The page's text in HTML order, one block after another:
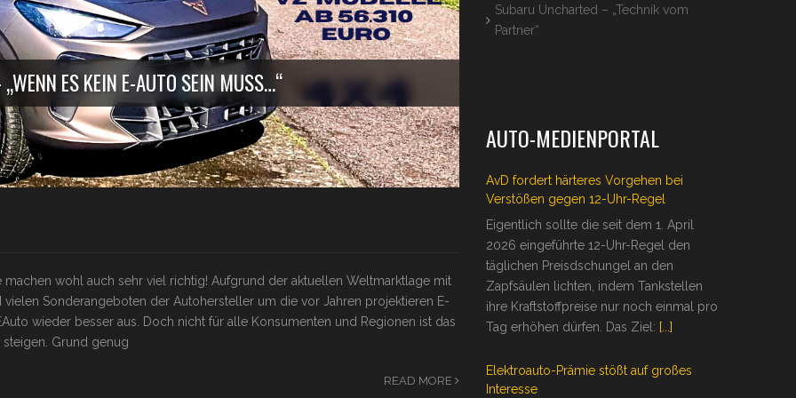
ES KEIN E-AUTO SEIN MUSS…“
wohl auch sehr viel richtig! Aufgrund der aktuellen Weltmarktlage mit
Sonderangeboten der Autohersteller um die vor Jahren projektieren E-
wieder besser aus. Doch nicht für alle Konsumenten und Regionen ist das
Grund genug
READ MORE
Subaru Uncharted – „Technik vom
Partner“
AUTO-MEDIENPORTAL
AvD fordert härteres Vorgehen bei
Verstößen gegen 12-Uhr-Regel
Eigentlich sollte die seit dem 1. April
2026 eingeführte 12-Uhr-Regel den
täglichen Preisdschungel an den
Zapfsäulen lichten, indem Tankstellen
ihre Kraftstoffpreise nur noch einmal pro
Tag erhöhen dürfen. Das Ziel: [...]
Elektroauto-Prämie stößt auf großes
Interesse